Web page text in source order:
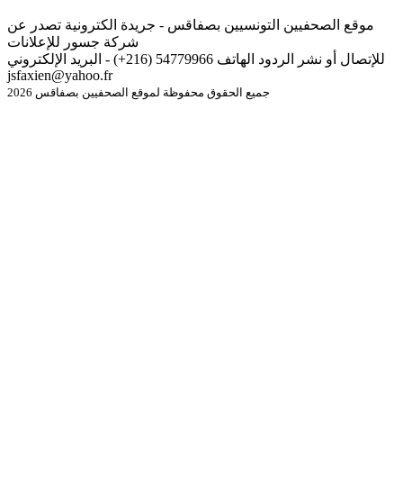
موقع الصحفيين التونسيين بصفاقس - جريدة الكترونية تصدر عن
شركة جسور للإعلانات
للإتصال أو نشر الردود الهاتف 54779966 (216+) - البريد الإلكتروني
jsfaxien@yahoo.fr
جميع الحقوق محفوظة لموقع الصحفيين بصفاقس 2026